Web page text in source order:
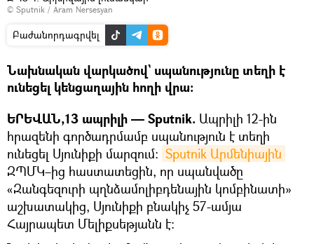
© Sputnik / Aram Nersesyan
Բաժանորդագրվել
Նախնական վարկածով` սպանությունը տեղի է
ունեցել կենցաղային հողի վրա։
ԵՐԵՎԱՆ,13 ապրիլի — Sputnik. Ապրիլի 12-ին
հրազենի գործադրմամբ սպանություն է տեղի
ունեցել Սյունիքի մարզում: Sputnik Արմենիային
ԶՊՄԿ–ից հաստատեցին, որ սպանվածը
«Զանգեզուրի պղնձամոլիբդենային կոմբինատի»
աշխատակից, Սյունիքի բնակիչ 57-ամյա
Հայրապետ Մելիքսեթյանն է։